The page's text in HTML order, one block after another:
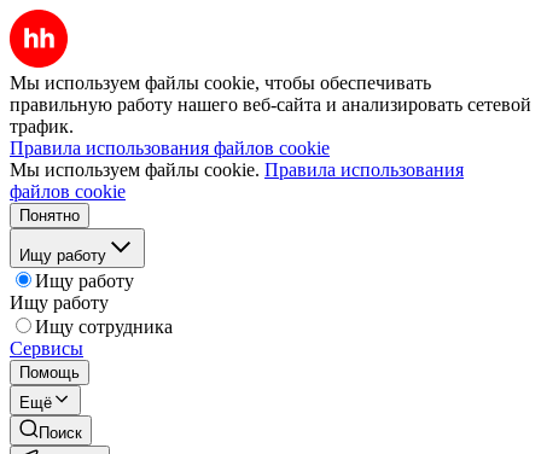
Мы используем файлы cookie, чтобы обеспечивать
правильную работу нашего веб-сайта и анализировать сетевой
трафик.
Правила использования файлов cookie
Мы используем файлы cookie. Правила использования
файлов cookie
Понятно
Ищу работу
Ищу работу
Ищу работу
Ищу сотрудника
Сервисы
Помощь
Ещё
Поиск